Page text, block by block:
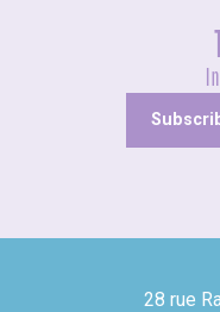
28 rue